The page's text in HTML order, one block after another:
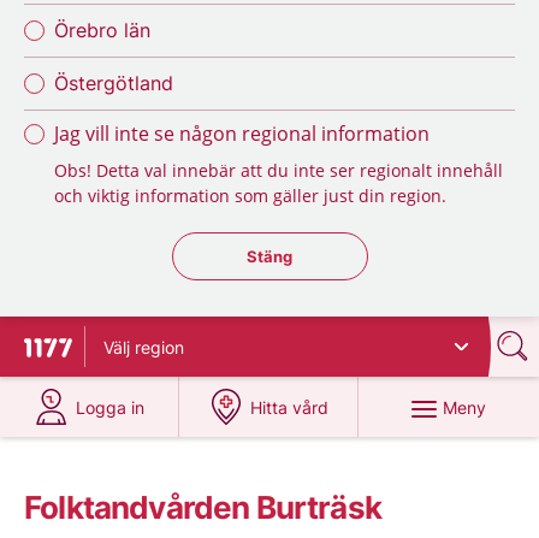
Örebro län
Östergötland
Jag vill inte se någon regional information
Obs! Detta val innebär att du inte ser regionalt innehåll
och viktig information som gäller just din region.
Stäng regionsväljaren
Stäng
Till startsidan för 1177
Välj region
Logga in
på 1177.se
Hitta vård
på 1177.se
Meny
Folktandvården Burträsk